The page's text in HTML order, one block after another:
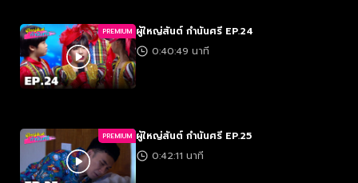
PREMIUM ผู้ใหญ่สันต์ กำนันศรี EP.24
0:40:49 นาที
PREMIUM ผู้ใหญ่สันต์ กำนันศรี EP.25
0:42:11 นาที